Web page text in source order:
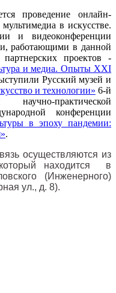
проведение онлайн-
в искусстве.
и видеоконференции
работающими в данной
проектов -
и медиа. Опыты XXI
Русский музей и
и технологии» 6-й
практической
конференции
в эпоху пандемии:
.
осуществляются из
который находится в
(Инженерного)
ул., д. 8).